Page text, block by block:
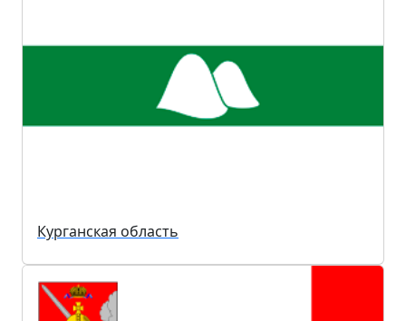
Курганская область